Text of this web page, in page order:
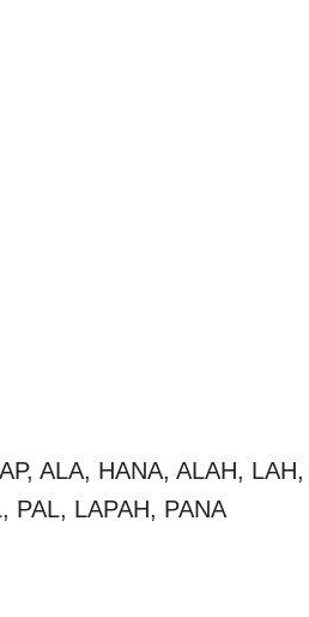
ALA, HANA, ALAH,
PAL, LAPAH, PANA